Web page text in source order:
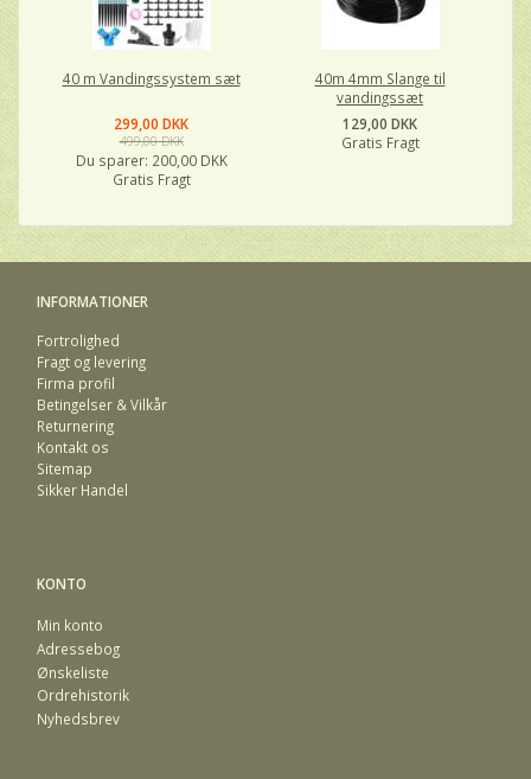
40 m Vandingssystem sæt
299,00 DKK
499,00 DKK
Du sparer: 200,00 DKK
Gratis Fragt
40m 4mm Slange til
vandingssæt
129,00 DKK
Gratis Fragt
INFORMATIONER
Fortrolighed
Fragt og levering
Firma profil
Betingelser & Vilkår
Returnering
Kontakt os
Sitemap
Sikker Handel
KONTO
Min konto
Adressebog
Ønskeliste
Ordrehistorik
Nyhedsbrev